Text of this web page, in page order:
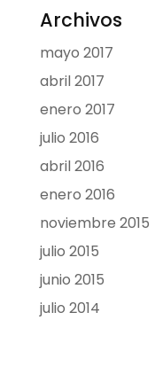
Archivos
mayo 2017
abril 2017
enero 2017
julio 2016
abril 2016
enero 2016
noviembre 2015
julio 2015
junio 2015
julio 2014